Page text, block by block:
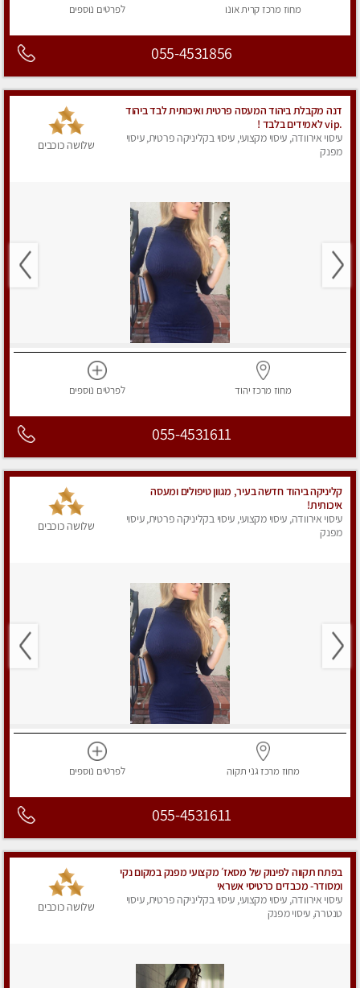
מחוז מרכז קרית אונו לפרטים נוספים
055-4531856
דנה מקבלת ביהוד המעסה פרטית ואיכותית לבד ביהוד
.vip לאמידים בלבד !
עיסוי אירוודה, עיסוי מקצועי, עיסוי בקליניקה פרטית, עיסוי
מפנק
שלושה כוכבים
מחוז מרכז יהוד לפרטים נוספים
055-4531611
קליניקה ביהוד חדשה בעיר, מגוון טיפולים ומעסה
איכותית!
עיסוי אירוודה, עיסוי מקצועי, עיסוי בקליניקה פרטית, עיסוי
מפנק
שלושה כוכבים
מחוז מרכז גני תקוה לפרטים נוספים
055-4531611
בפתח תקווה לפינוק של מסאז׳ מקצועי מפנק במקום נקי
ומסודר- ‏מכבדים כרטיסי אשראי
עיסוי אירוודה, עיסוי מקצועי, עיסוי בקליניקה פרטית, עיסוי
טנטרה, עיסוי מפנק
שלושה כוכבים